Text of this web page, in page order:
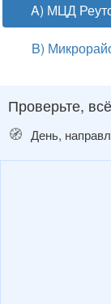
A) МЦД
B)
Проверьте,
🧭 День,